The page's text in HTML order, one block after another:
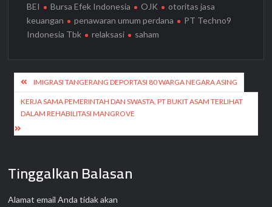
BEI
Bursa Efek Indonesia OJK
otoritas jasa
keuangan
penawaran umum perdana
PT Techno9
Indonesia Tbk
relaksasi saham
Navigasi
pos
IMIGRASI TANGERANG DEPORTASI 80 WARGA NEGARA ASING
KERJA SAMA PEMERINTAH DAN SWASTA, PT BUKIT ASAM TERLIHAT
DALAM REHABILITASI MANGROVE
Tinggalkan Balasan
Alamat email Anda tidak akan